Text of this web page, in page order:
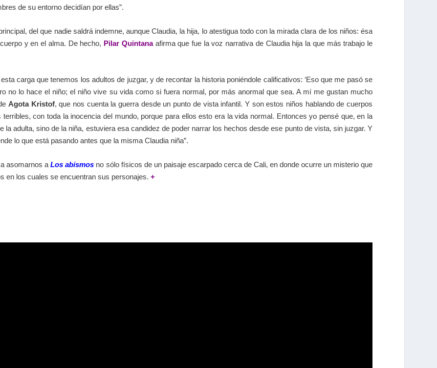
de su entorno decidían por ellas”.
del que nadie saldrá indemne, aunque Claudia, la hija, lo atestigua todo con la mirada clara de los niños: ésa
y en el alma. De hecho, Pilar Quintanaafirma que fue la voz narrativa de Claudia hija la que más trabajo le
carga que tenemos los adultos de juzgar, y de recontar la historia poniéndole calificativos: ‘Eso que me pasó se
no lo hace el niño; el niño vive su vida como si fuera normal, por más anormal que sea. A mí me gustan mucho
Agota Kristof, que nos cuenta la guerra desde un punto de vista infantil. Y son estos niños hablando de cuerpos
con toda la inocencia del mundo, porque para ellos esto era la vida normal. Entonces yo pensé que, en la
la adulta, sino de la niña, estuviera esa candidez de poder narrar los hechos desde ese punto de vista, sin juzgar. Y
lo que está pasando antes que la misma Claudia niña”.
asomarnos aLos abismos no sólo físicos de un paisaje escarpado cerca de Cali, en donde ocurre un misterio que
en los cuales se encuentran sus personajes. +